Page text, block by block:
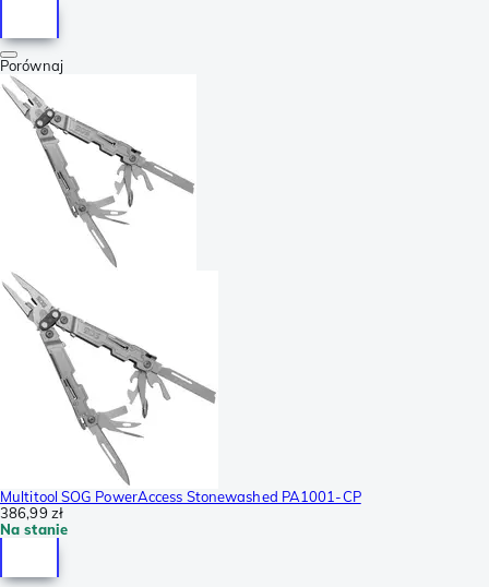
Porównaj
Multitool SOG PowerAccess Stonewashed PA1001-CP
386,99 zł
Na stanie